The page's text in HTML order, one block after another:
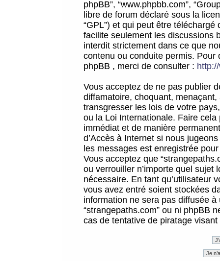
phpBB”, “www.phpbb.com”,
libre de forum déclaré sous la
“GPL”) et qui peut être téléchargé
facilite seulement les discussions
interdit strictement dans ce que
contenu ou conduite permis.
phpBB , merci de consulter :
Vous acceptez de ne pas publier
diffamatoire, choquant,
transgresser les lois de votre
ou la Loi Internationale. Faire
immédiat et de manière
d’Accès à Internet si nous
les messages est enregistrée
Vous acceptez que
ou verrouiller n’importe quel sujet
nécessaire. En tant qu’utilisateur
vous avez entré soient stockées
information ne sera pas diffusée
“strangepaths.com” ou ni phpBB
cas de tentative de piratage